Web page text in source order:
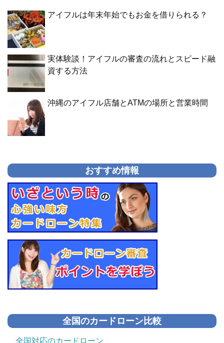
アイフルは年末年始でもお金を借りられる？
実体験談！アイフルの審査の流れとスピード融
資する方法
沖縄のアイフル店舗とATMの場所と営業時間
おすすめ情報
全国のカードローン比較
全国対応のカードローン